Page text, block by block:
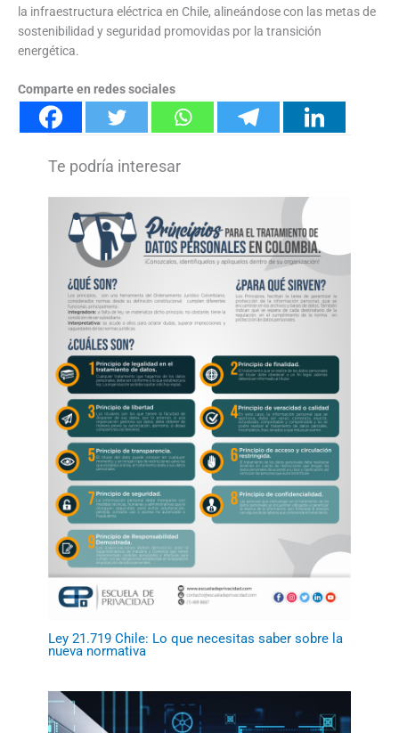
la infraestructura eléctrica en Chile, alineándose con las metas de
sostenibilidad y seguridad promovidas por la transición
energética.
Comparte en redes sociales
Ley 21.719 Chile: Lo que necesitas saber sobre la
nueva normativa